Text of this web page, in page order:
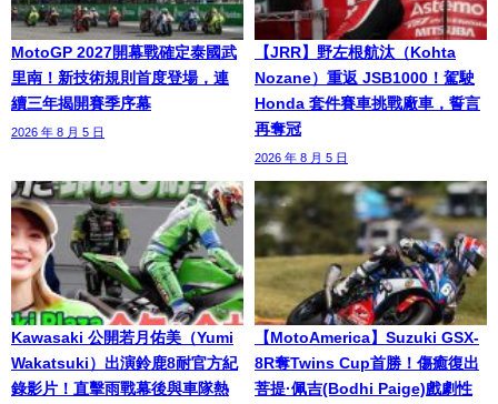
MotoGP 2027開幕戰確定泰國武
里南！新技術規則首度登場，連
續三年揭開賽季序幕
2026 年 8 月 5 日
【JRR】野左根航汰（Kohta
Nozane）重返 JSB1000！駕駛
Honda 套件賽車挑戰廠車，誓言
再奪冠
2026 年 8 月 5 日
Kawasaki 公開若月佑美（Yumi
Wakatsuki）出演鈴鹿8耐官方紀
錄影片！直擊雨戰幕後與車隊熱
【MotoAmerica】Suzuki GSX-
8R奪Twins Cup首勝！傷癒復出
菩提·佩吉(Bodhi Paige)戲劇性